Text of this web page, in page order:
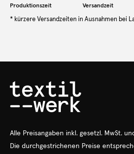
Produktionszeit
Versandzeit
* kürzere Versandzeiten in Ausnahmen bei
Alle Preisangaben inkl. gesetzl. MwSt.
Die durchgestrichenen Preise